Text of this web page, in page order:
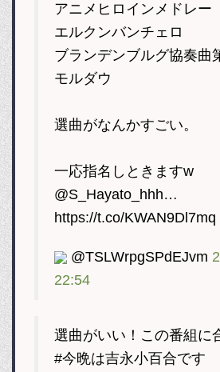
アニメヒロインメドレー
エルクンバンチェロ
ブランデンブルグ協奏曲
モルダウ
選曲がなんかすごい。
一応指名しときますw
@S_Hayato_hhh…
https://t.co/KWAN9Dl7mq
@TSLWrpgSPdEJvm
22:54
選曲がいい！この番組に
#今晩は吉永小百合です